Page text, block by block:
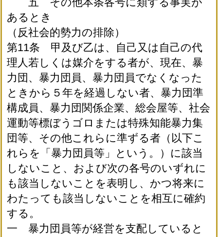
あるとき
（反社会的勢力の排除）
第11条 甲及び乙は、自己又は自己の代
理人若しくは媒介をする者が、現在、暴
力団、暴力団員、暴力団員でなくなった
ときから５年を経過しない者、暴力団準
構成員、暴力団関係企業、総会屋等、社会
運動等標ぼうゴロまたは特殊知能暴力集
団等、その他これらに準ずる者（以下こ
れらを「暴力団員等」という。）に該当
しないこと、および次の各号のいずれに
も該当しないことを表明し、かつ将来に
わたっても該当しないことを相互に確約
する。
一 暴力団員等が経営を支配していると